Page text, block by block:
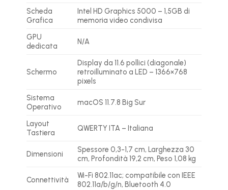
Scheda
Grafica
Intel HD Graphics 5000 – 1,5GB di
memoria video condivisa
GPU
dedicata
N/A
Schermo
Display da 11.6 pollici (diagonale)
retroilluminato a LED – 1366×768
pixels
Sistema
Operativo
macOS 11.7.8 Big Sur
Layout
Tastiera
QWERTY ITA – Italiana
Dimensioni
Spessore 0,3-1,7 cm, Larghezza 30
cm, Profondità 19,2 cm, Peso 1,08 kg
Connettività
Wi-Fi 802.11ac; compatibile con IEEE
802.11a/b/g/n, Bluetooth 4.0